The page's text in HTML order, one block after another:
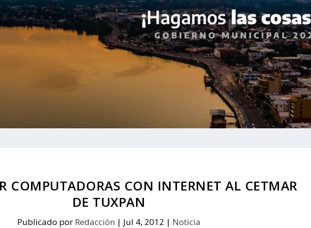
COMPUTADORAS CON INTERNET AL CETMAR
DE TUXPAN
Publicado por Redacción | Jul 4, 2012 | Noticia